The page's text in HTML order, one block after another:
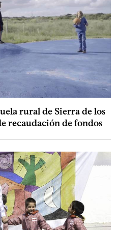
rural de Sierra de los
recaudación de fondos